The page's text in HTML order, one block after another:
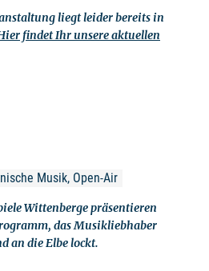
liegt leider bereits in
findet Ihr unsere aktuellen
Musik, Open-Air
Wittenberge präsentieren
das Musikliebhaber
an die Elbe lockt.